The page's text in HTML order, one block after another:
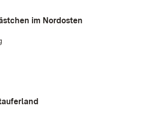
im Nordosten